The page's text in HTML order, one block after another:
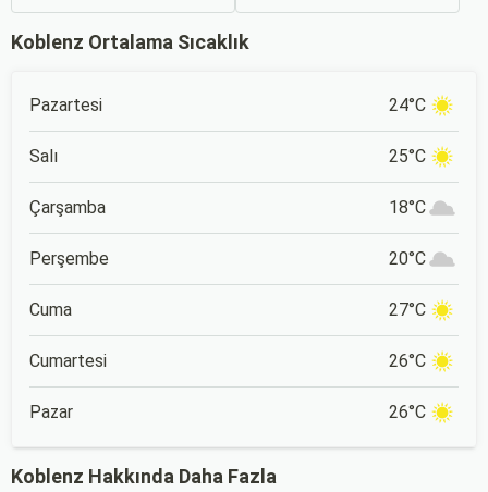
tam bu noktada antalya
kaydırakları, çocuk
havuzları ve tema park
erişimi sunan oteller, hem
küçükleri saatlerce
oyalıyor hem de
ebeveynlere nefes alacak
bir mola tanıyor.
dağ suyu, gölgeli yürüyüş
patikaları ve adrenalin dolu
aktiviteleriyle tam bir doğa
Koblenz Ortalama Sıcaklık
Pazartesi 24°C
Salı 25°C
Çarşamba 18°C
Perşembe 20°C
Cuma 27°C
Cumartesi 26°C
Pazar 26°C
Koblenz Hakkında Daha Fazla